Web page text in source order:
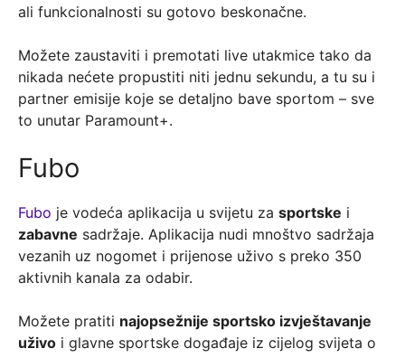
ali funkcionalnosti su gotovo beskonačne.
Možete zaustaviti i premotati live utakmice tako da
nikada nećete propustiti niti jednu sekundu, a tu su i
partner emisije koje se detaljno bave sportom – sve
to unutar Paramount+.
Fubo
Fubo je vodeća aplikacija u svijetu za sportske i
zabavne sadržaje. Aplikacija nudi mnoštvo sadržaja
vezanih uz nogomet i prijenose uživo s preko 350
aktivnih kanala za odabir.
Možete pratiti najopsežnije sportsko izvještavanje
uživo i glavne sportske događaje iz cijelog svijeta o